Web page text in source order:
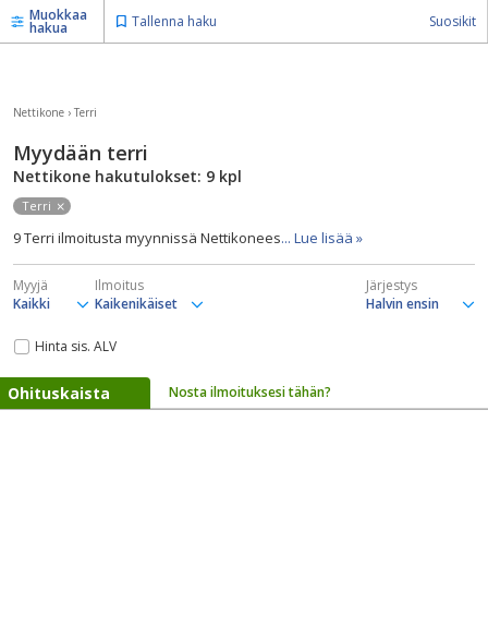
Muokkaa
hakua Tallenna haku Suosikit
Nettikone › Terri
Myydään terri
Nettikone hakutulokset: 9 kpl
Terri
9 Terri ilmoitusta myynnissä Nettikonees... Lue lisää »
Myyjä Ilmoitus Järjestys
Hinta sis. ALV
Ohituskaista Nosta ilmoituksesi tähän?